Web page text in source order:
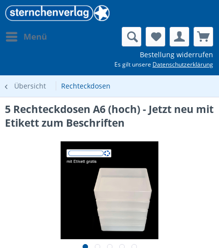
Menü
Bestellung widerrufen
Es gilt unsere Datenschutzerklärung
Übersicht Rechteckdosen
5 Rechteckdosen A6 (hoch) - Jetzt neu mit
Etikett zum Beschriften